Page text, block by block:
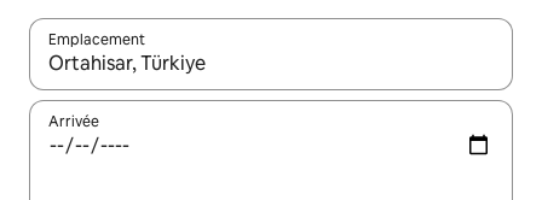
Emplacement
Quand les résultats sont affichés, parcourez-les en utilisant
Arrivée